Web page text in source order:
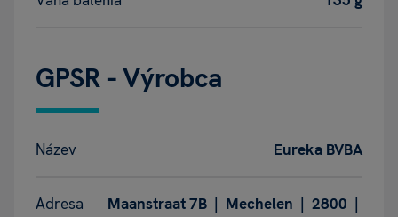
GPSR - Výrobca
Název Eureka BVBA
Adresa
Maanstraat 7B | Mechelen | 2800 |